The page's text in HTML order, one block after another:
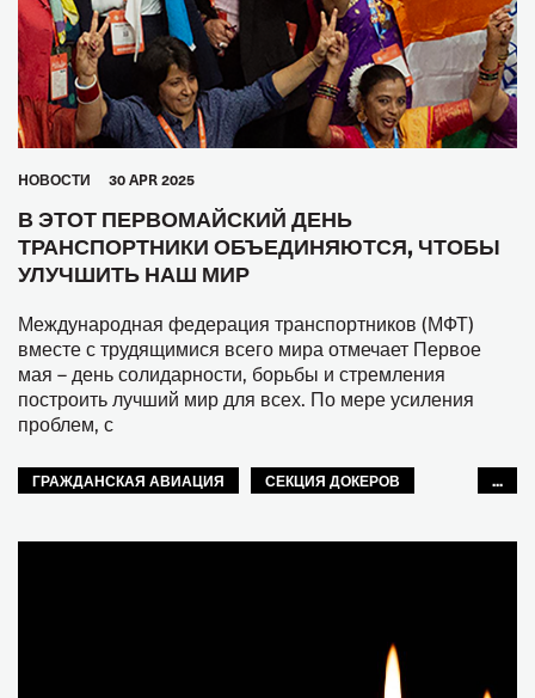
HОВОСТИ 30 APR 2025
В ЭТОТ ПЕРВОМАЙСКИЙ ДЕНЬ
ТРАНСПОРТНИКИ ОБЪЕДИНЯЮТСЯ, ЧТОБЫ
УЛУЧШИТЬ НАШ МИР
Международная федерация транспортников (МФТ)
вместе с трудящимися всего мира отмечает Первое
мая – день солидарности, борьбы и стремления
построить лучший мир для всех. По мере усиления
проблем, с
ГРАЖДАНСКАЯ АВИАЦИЯ
СЕКЦИЯ ДОКЕРОВ
...